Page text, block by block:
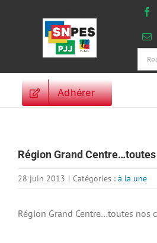
Adhérer
Région Grand
28 juin 2013 | Catégories : à la une
Région Grand Centre…toutes nos